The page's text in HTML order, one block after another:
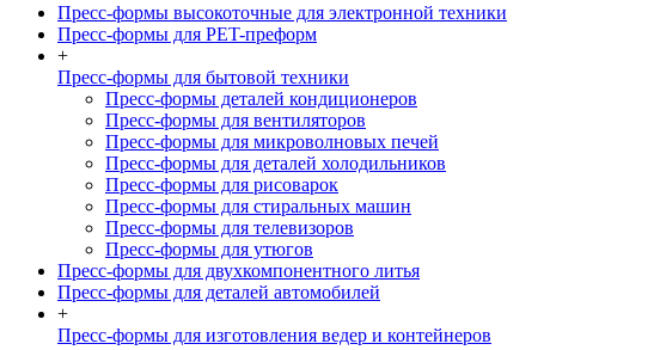
Пресс-формы высокоточные для электронной техники
Пресс-формы для PET-преформ
+
Пресс-формы для бытовой техники
Пресс-формы деталей кондиционеров
Пресс-формы для вентиляторов
Пресс-формы для микроволновых печей
Пресс-формы для деталей холодильников
Пресс-формы для рисоварок
Пресс-формы для стиральных машин
Пресс-формы для телевизоров
Пресс-формы для утюгов
Пресс-формы для двухкомпонентного литья
Пресс-формы для деталей автомобилей
+
Пресс-формы для изготовления ведер и контейнеров